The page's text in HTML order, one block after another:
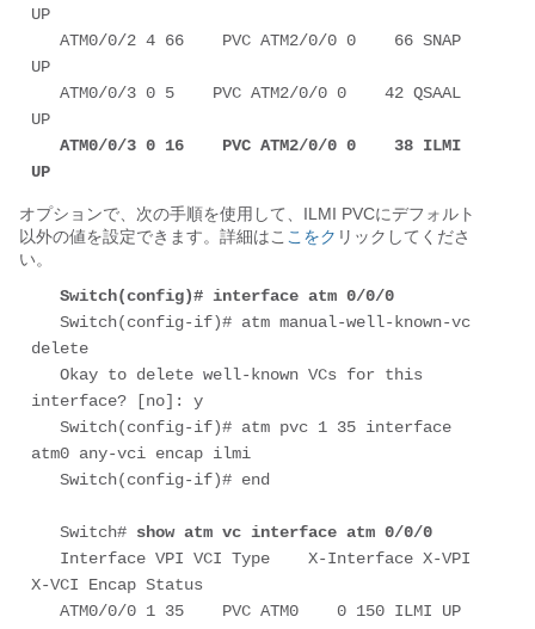
UP
UP
UP
ATM0/0/3 0 16    PVC ATM2/0/0 0    38 ILMI
UP
オプションで、次の手順を使用して、ILMI PVCにデフォルト
以外の値を設定できます。詳細はこ こをク リックしてくださ
い。
Switch(config)# interface atm 0/0/0
delete
interface? [no]: y
atm0 any-vci encap ilmi
   Switch#
show atm vc interface atm 0/0/0
X-VCI Encap Status